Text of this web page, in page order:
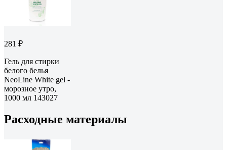
281 ₽
Гель для стирки
белого белья
NeoLine White gel -
морозное утро,
1000 мл 143027
Расходные материалы